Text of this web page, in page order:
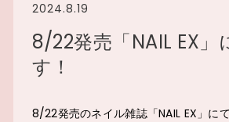
2024.8.19
8/22発売「NAIL EX」
す！
8/22発売のネイル雑誌「NAIL EX」に